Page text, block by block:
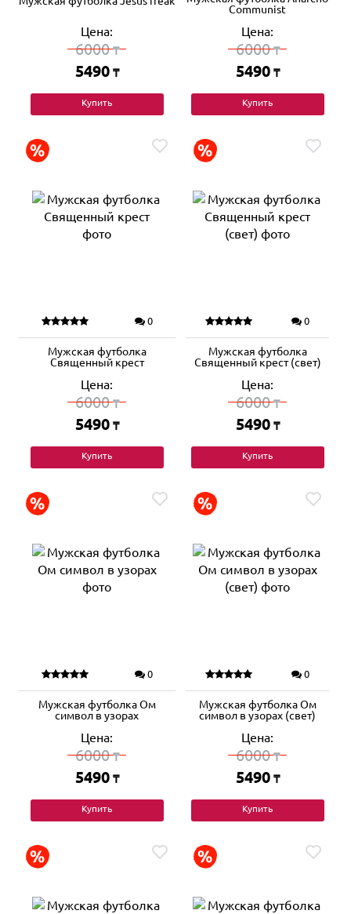
Цена:
6000₸
5490 ₸
Купить
Сommunist
Цена:
6000₸
5490 ₸
Купить
0
Мужская футболка
Священный крест
Цена:
6000₸
5490 ₸
Купить
0
Мужская футболка
Священный крест (свет)
Цена:
6000₸
5490 ₸
Купить
0
Мужская футболка Ом
символ в узорах
Цена:
6000₸
5490 ₸
Купить
0
Мужская футболка Ом
символ в узорах (свет)
Цена:
6000₸
5490 ₸
Купить